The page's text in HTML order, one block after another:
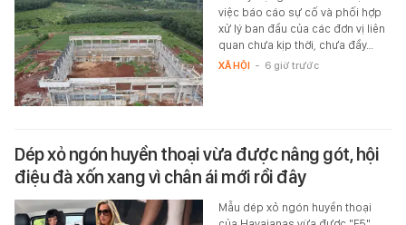
việc báo cáo sự cố và phối hợp
xử lý ban đầu của các đơn vị liên
quan chưa kịp thời, chưa đầy…
XÃ HỘI - 6 giờ trước
Dép xỏ ngón huyền thoại vừa được nâng gót, hội
điệu đà xốn xang vì chân ái mới rồi đây
Mẫu dép xỏ ngón huyền thoại